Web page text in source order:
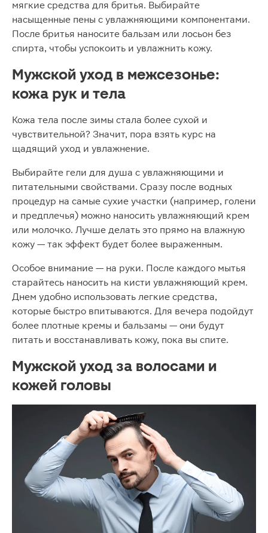
мягкие средства для бритья. Выбирайте
насыщенные пены с увлажняющими компонентами.
После бритья наносите бальзам или лосьон без
спирта, чтобы успокоить и увлажнить кожу.
Мужской уход в межсезонье:
кожа рук и тела
Кожа тела после зимы стала более сухой и
чувствительной? Значит, пора взять курс на
щадящий уход и увлажнение.
Выбирайте гели для душа с увлажняющими и
питательными свойствами. Сразу после водных
процедур на самые сухие участки (например, голени
и предплечья) можно наносить увлажняющий крем
или молочко. Лучше делать это прямо на влажную
кожу — так эффект будет более выраженным.
Особое внимание — на руки. После каждого мытья
старайтесь наносить на кисти увлажняющий крем.
Днем удобно использовать легкие средства,
которые быстро впитываются. Для вечера подойдут
более плотные кремы и бальзамы — они будут
питать и восстанавливать кожу, пока вы спите.
Мужской уход за волосами и
кожей головы